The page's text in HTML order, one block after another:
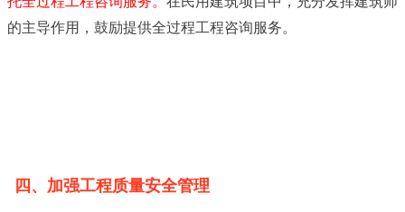
的主导作用，鼓励提供全过程工程咨询服务。
四、加强工程质量安全管理